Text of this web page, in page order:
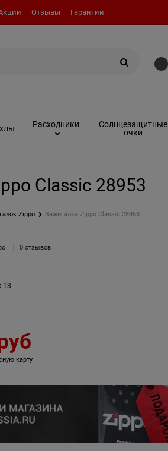
Отзывы Гарантии
Расходники
Солнцезащитные
очки
Classic 28953
Zippo Зажигалка Zippo Classic 28953
0 отзывов
13
карту